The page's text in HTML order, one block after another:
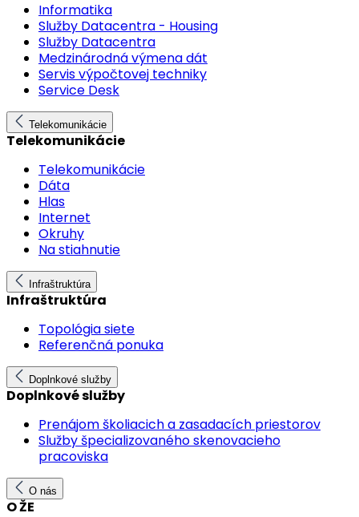
Informatika
Služby Datacentra - Housing
Služby Datacentra
Medzinárodná výmena dát
Servis výpočtovej techniky
Service Desk
Telekomunikácie
Telekomunikácie
Telekomunikácie
Dáta
Hlas
Internet
Okruhy
Na stiahnutie
Infraštruktúra
Infraštruktúra
Topológia siete
Referenčná ponuka
Doplnkové služby
Doplnkové služby
Prenájom školiacich a zasadacích priestorov
Služby špecializovaného skenovacieho
pracoviska
O nás
O ŽE